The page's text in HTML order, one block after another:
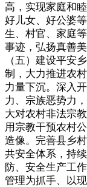
高，实现家庭和
好儿女、好公婆
生、村官、家庭
事迹，弘扬真善
（五）建设平安
制，大力推进农
力量下沉。深入
力、宗族恶势力
大对农村非法宗
用宗教干预农村
造像。完善县乡
共安全体系，持
防、安全生产工
管理为抓手、以